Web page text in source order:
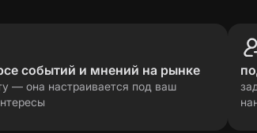
событий и мнений на рынке
— она настраивается под ваш